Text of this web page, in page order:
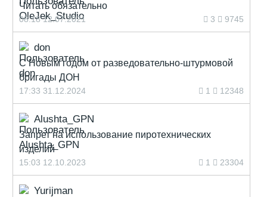
Читать обязательно
08:18 12.07.2021 3 9745
don
С Новым годом от разведовательно-штурмовой
бригады ДОН
17:33 31.12.2024 1 12348
Alushta_GPN
Запрет на использование пиротехнических
изделий
15:03 12.10.2023 1 23304
Yurijman